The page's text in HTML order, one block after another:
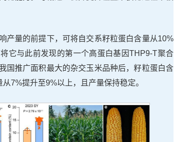
产量的前提下，可将自交系籽粒蛋白含量从10%
它与此前发现的第一个高蛋白基因THP9-T聚合
国推广面积最大的杂交玉米品种后，籽粒蛋白含
7%提升至9%以上，且产量保持稳定。